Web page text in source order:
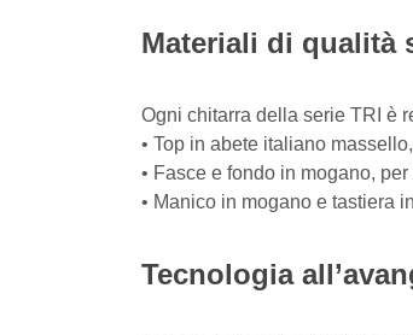
Materiali di qualità
Ogni chitarra della serie TRI è
• Top in abete italiano
• Fasce e fondo in mogano,
• Manico in mogano e tastiera
Tecnologia